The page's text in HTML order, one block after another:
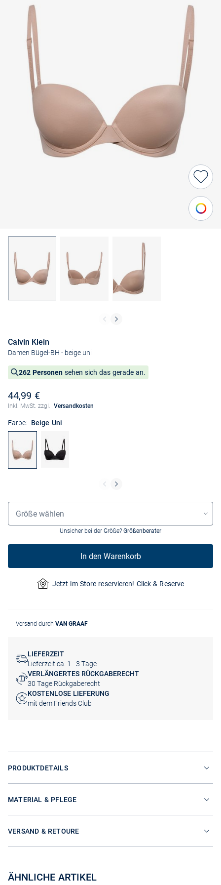
Calvin Klein
Damen Bügel-BH - beige uni
262 Personen sehen sich das gerade an.
44,99 €
Inkl. MwSt. zzgl. Versandkosten
Farbe: Beige Uni
Größenauswahl
Größe wählen
Unsicher bei der Größe? Größenberater
In den Warenkorb
Jetzt im Store reservieren! Click & Reserve
Versand durch VAN GRAAF
LIEFERZEIT
Lieferzeit ca. 1 - 3 Tage
VERLÄNGERTES RÜCKGABERECHT
30 Tage Rückgaberecht
KOSTENLOSE LIEFERUNG
mit dem Friends Club
PRODUKTDETAILS
MATERIAL & PFLEGE
VERSAND & RETOURE
ÄHNLICHE ARTIKEL